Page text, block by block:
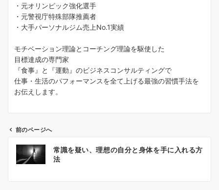
・元オリンピック強化選手
・元警視庁特殊部隊推薦者
・大手パーソナルジム売上No.1実績
モチベーション理論とコーチング理論を駆使した
目標達成の専門家
『食事』と『運動』のビジネスコンサルティングで
仕事・生活のパフォーマンスを全て上げる最強の習慣手法を
お伝えします。
前のページへ
常識を疑い、理想の自分と身体を手に入れる方
法